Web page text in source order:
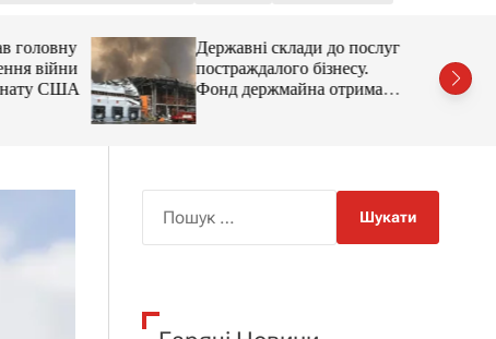
а
о
о
в
о
г
головну
війни
США
Державні склади до послуг
постраждалого бізнесу.
Фонд держмайна отримав
завдання від прем’єра
к